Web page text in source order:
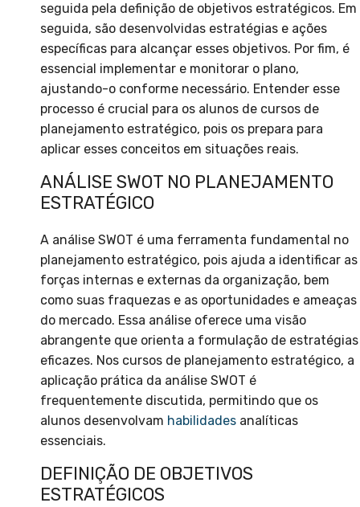
seguida pela definição de objetivos estratégicos. Em
seguida, são desenvolvidas estratégias e ações
específicas para alcançar esses objetivos. Por fim, é
essencial implementar e monitorar o plano,
ajustando-o conforme necessário. Entender esse
processo é crucial para os alunos de cursos de
planejamento estratégico, pois os prepara para
aplicar esses conceitos em situações reais.
ANÁLISE SWOT NO PLANEJAMENTO
ESTRATÉGICO
A análise SWOT é uma ferramenta fundamental no
planejamento estratégico, pois ajuda a identificar as
forças internas e externas da organização, bem
como suas fraquezas e as oportunidades e ameaças
do mercado. Essa análise oferece uma visão
abrangente que orienta a formulação de estratégias
eficazes. Nos cursos de planejamento estratégico, a
aplicação prática da análise SWOT é
frequentemente discutida, permitindo que os
alunos desenvolvam habilidades analíticas
essenciais.
DEFINIÇÃO DE OBJETIVOS
ESTRATÉGICOS